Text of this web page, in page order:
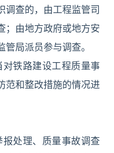
调查的，由工程监管司
；由地方政府或地方安
局派员参与调查。
铁路建设工程质量事
范和整改措施的情况进
处理、质量事故调查